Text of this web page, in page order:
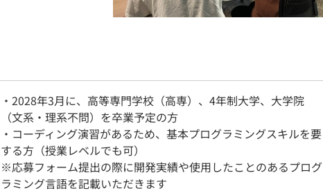
・2028年3月に、高等専門学校（高専）、4年制大学、大学院
（文系・理系不問）を卒業予定の方
・コーディング演習があるため、基本プログラミングスキルを要
する方（授業レベルでも可）
※応募フォーム提出の際に開発実績や使用したことのあるプログ
ラミング言語を記載いただきます